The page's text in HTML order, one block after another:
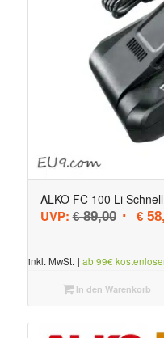
ALKO FC 100 Li
UVP: €89,00 €
inkl. MwSt. | ab 99€
In den Warenkorb